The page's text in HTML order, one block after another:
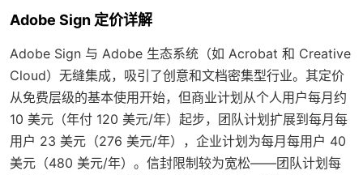
Adobe Sign 定价详解
Adobe Sign 与 Adobe 生态系统（如 Acrobat 和 Creative
Cloud）无缝集成，吸引了创意和文档密集型行业。其定价
从免费层级的基本使用开始，但商业计划从个人用户每月约
10 美元（年付 120 美元/年）起步，团队计划扩展到每月每
用户 23 美元（276 美元/年），企业计划为每月每用户 40
美元（480 美元/年）。信封限制较为宽松——团队计划每